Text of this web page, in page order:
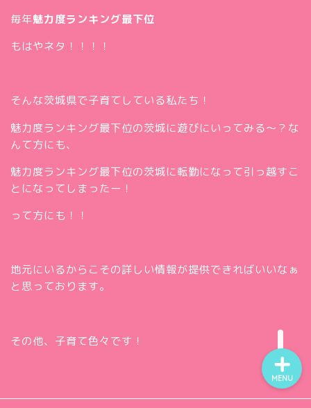
毎年魅力度ランキング最下位
もはやネタ！！！！
そんな茨城県で子育てしている私たち！
魅力度ランキング最下位の茨城に遊びにいってみる～？な
んて方にも、
魅力度ランキング最下位の茨城に転勤になって引っ越すこ
とになってしまったー！
って方にも！！
地元にいるからこその詳しい情報が提供できればいいなぁ
と思っております。
その他、子育て色々です！
MENU
い合
m